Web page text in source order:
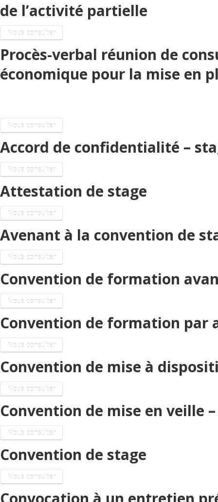
de l’activité partielle
Nous consulter
Procès-verbal réunion de
économique pour la mise en
Nous consulter
Accord de confidentialité –
Nous consulter
Attestation de stage
Nous consulter
Avenant à la convention de
Nous consulter
Convention de formation
Nous consulter
Convention de formation par
Nous consulter
Convention de mise à
Nous consulter
Convention de mise en veille
Nous consulter
Convention de stage
Nous consulter